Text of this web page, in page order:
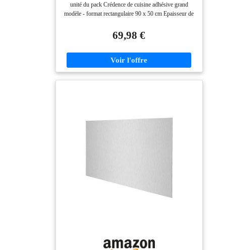
unité du pack Crédence de cuisine adhésive grand
modèle - format rectangulaire 90 x 50 cm Epaisseur de
des projections de graisse et d'eau. Plaque aimantée
Pose facile avec de la colle silicone ou du ruban
inoxydable
69,98 €